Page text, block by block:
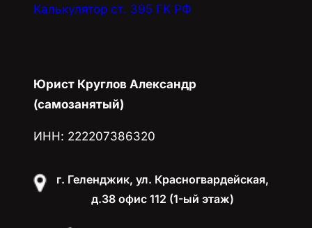
Калькулятор ст. 395 ГК РФ
Юрист Круглов Александр
(самозанятый)
ИНН: 222207386320
г. Геленджик, ул. Красногвардейская,
д.38 офис 112 (1-ый этаж)